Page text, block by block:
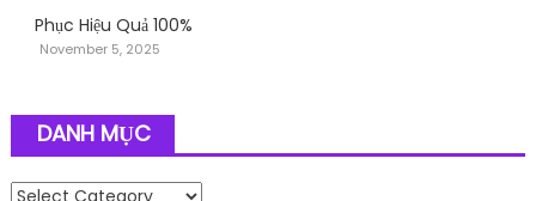
Phục Hiệu Quả 100%
November 5, 2025
DANH MỤC
Danh mục